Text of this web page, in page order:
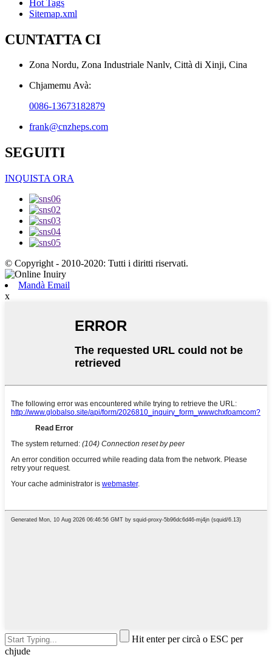
Hot Tags
Sitemap.xml
CUNTATTA CI
Zona Nordu, Zona Industriale Nanlv, Città di Xinji, Cina
Chjamemu Avà:
0086-13673182879
frank@cnzheps.com
SEGUITI
INQUISTA ORA
© Copyright - 2010-2020: Tutti i diritti riservati.
Mandà Email
x
Hit enter per circà o ESC per
chjude